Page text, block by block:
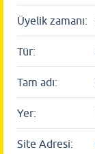
Üyelik zamanı:
Tür:
Tam adı:
Yer:
Site Adresi: